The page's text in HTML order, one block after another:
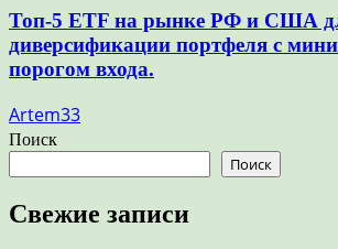
Топ-5 ETF на рынке РФ и США
диверсификации портфеля с
порогом входа.
Artem33
Поиск
Поиск
Свежие записи